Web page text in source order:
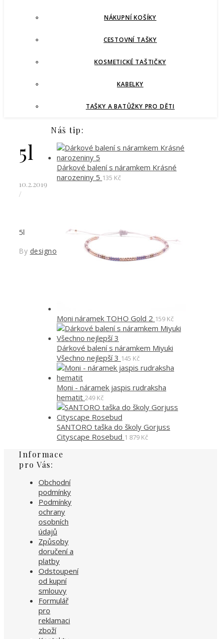
NÁKUPNÍ KOŠÍKY
CESTOVNÍ TAŠKY
KOSMETICKÉ TAŠTIČKY
KABELKY
TAŠKY A BATŮŽKY PRO DĚTI
5l
10.2.2019
/
5l
By designoved
Náš tip:
Dárkové balení s náramkem Krásné
narozeniny 5 135 Kč
Moni náramek TOHO Gold 2 159 Kč
Dárkové balení s náramkem Miyuki
Všechno nejlepší 3 145 Kč
Moni - náramek jaspis rudraksha
hematit 249 Kč
SANTORO taška do školy Gorjuss
Cityscape Rosebud 1 879 Kč
Informace
pro Vás:
Obchodní
podmínky
Podmínky
ochrany
osobních
údajů
Způsoby
doručení a
platby
Odstoupení
od kupní
smlouvy
Formulář
pro
reklamaci
zboží